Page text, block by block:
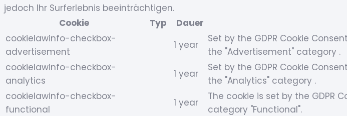
jedoch Ihr Surferlebnis beeinträchtigen.
Cookie
Typ Dauer
cookielawinfo-checkbox-
advertisement
1 year
Set by the GDPR Cookie
the "Advertisement" category .
cookielawinfo-checkbox-
analytics
1 year
Set by the GDPR Cookie
the "Analytics" category .
cookielawinfo-checkbox-
functional
1 year
The cookie is set by the GDPR
category "Functional".